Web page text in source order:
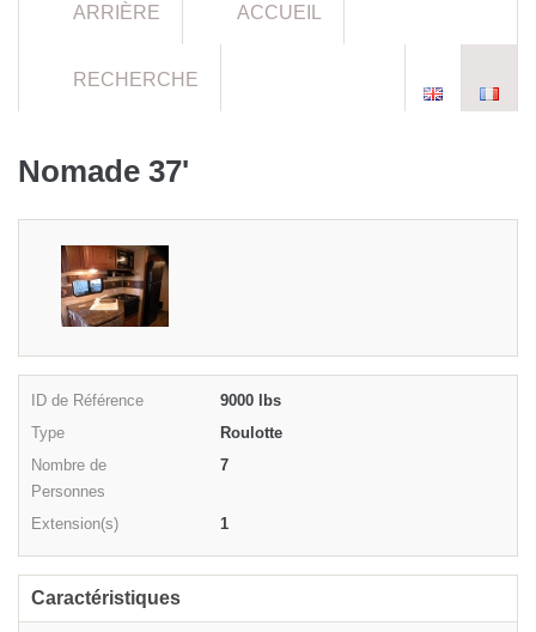
ARRIÈRE ACCUEIL
RECHERCHE
Nomade 37'
ID de Référence
9000 lbs
Type
Roulotte
Nombre de
Personnes
7
Extension(s) 1
Caractéristiques